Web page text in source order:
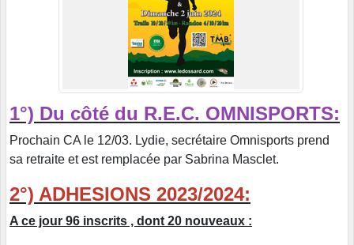
1°) Du côté du R.E.C. OMNISPORTS:
Prochain CA le 12/03. Lydie, secrétaire Omnisports prend
sa retraite et est remplacée par Sabrina Masclet.
2°) ADHESIONS 2023/2024:
A ce jour 96 inscrits , dont 20 nouveaux :